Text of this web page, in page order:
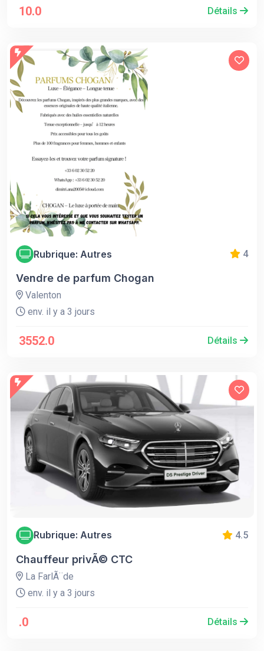
10.0 Détails
Rubrique: Autres 4
Vendre de parfum Chogan
Valenton
env. il y a 3 jours
3552.0 Détails
Rubrique: Autres 4.5
Chauffeur privÃ© CTC
La FarlÃ¨de
env. il y a 3 jours
.0 Détails